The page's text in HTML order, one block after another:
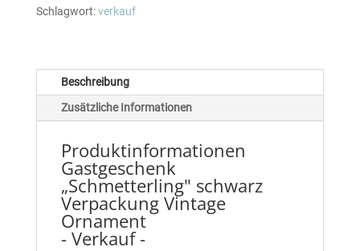
Schlagwort:verkauf
Beschreibung
Zusätzliche Informationen
Produktinformationen
Gastgeschenk
„Schmetterling" schwarz
Verpackung Vintage
Ornament
- Verkauf -